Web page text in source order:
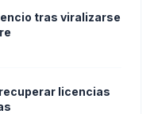
tras viralizarse
licencias